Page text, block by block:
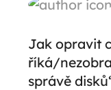
Jak opravit
říká/
správě